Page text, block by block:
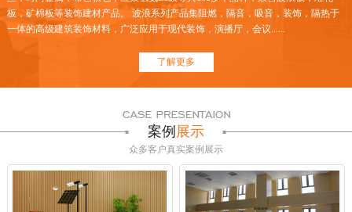
板，矿棉板等装饰建材产品。 波浪系列产品集阻燃，隔音，吸音，装饰，隔热于
一体的高级建筑装饰材料，广泛应用于现代装饰，演播厅，会议......
了解更多
案例 展示
众多客户真实案例展示